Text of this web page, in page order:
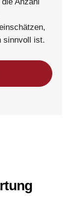
sinnvoll ist.